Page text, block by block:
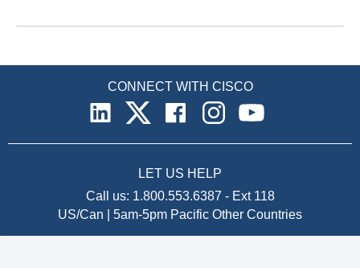
CONNECT WITH CISCO
LET US HELP
Call us: 1.800.553.6387 - Ext 118
US/Can | 5am-5pm Pacific Other Countries